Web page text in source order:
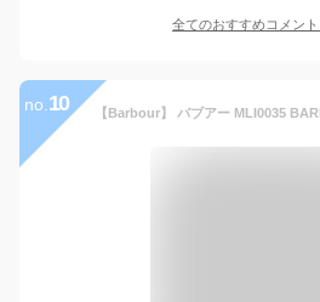
全てのおすすめコメント
no. 10